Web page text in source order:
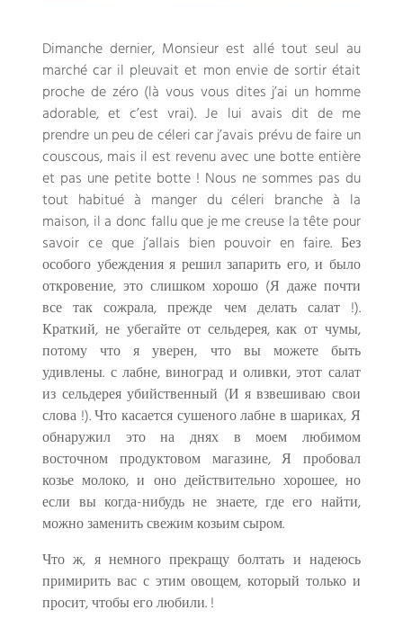
Dimanche dernier, Monsieur est allé tout seul au
marché car il pleuvait et mon envie de sortir était
proche de zéro(là vous vous dites j’ai un homme
adorable,et c’est vrai).Je lui avais dit de me
prendre un peu de céleri car j’avais prévu de faire un
couscous, mais il est revenu avec une botte entière
et pas une petite botte ! Nous ne sommes pas du
tout habitué à manger du céleri branche à la
maison, il a donc fallu que je me creuse la tête pour
savoir ce que j’allais bien pouvoir en faire. Без
особого убеждения я решил запарить его, и было
откровение, это слишком хорошо (Я даже почти
все так сожрала, прежде чем делать салат !).
Краткий, не убегайте от сельдерея, как от чумы,
потому что я уверен, что вы можете быть
удивлены. с лабне, виноград и оливки, этот салат
из сельдерея убийственный (И я взвешиваю свои
слова !). Что касается сушеного лабне в шариках, Я
обнаружил это на днях в моем любимом
восточном продуктовом магазине, Я пробовал
козье молоко, и оно действительно хорошее, но
если вы когда-нибудь не знаете, где его найти,
можно заменить свежим козьим сыром.
Что ж, я немного прекращу болтать и надеюсь
примирить вас с этим овощем, который только и
просит, чтобы его любили. !